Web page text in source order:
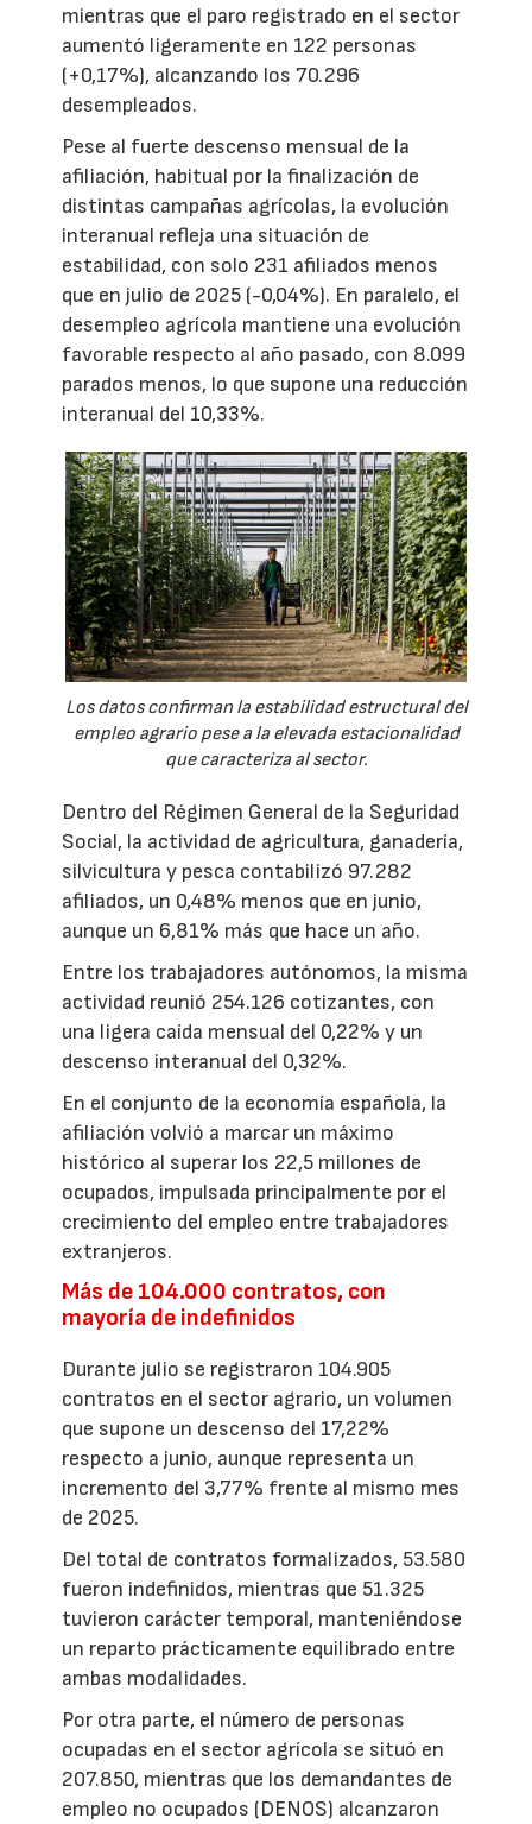
mientras que el paro registrado en el sector
aumentó ligeramente en 122 personas
(+0,17%), alcanzando los 70.296
desempleados.
Pese al fuerte descenso mensual de la
afiliación, habitual por la finalización de
distintas campañas agrícolas, la evolución
interanual refleja una situación de
estabilidad, con solo 231 afiliados menos
que en julio de 2025 (-0,04%). En paralelo, el
desempleo agrícola mantiene una evolución
favorable respecto al año pasado, con 8.099
parados menos, lo que supone una reducción
interanual del 10,33%.
Los datos confirman la estabilidad estructural del
empleo agrario pese a la elevada estacionalidad
que caracteriza al sector.
Dentro del Régimen General de la Seguridad
Social, la actividad de agricultura, ganadería,
silvicultura y pesca contabilizó 97.282
afiliados, un 0,48% menos que en junio,
aunque un 6,81% más que hace un año.
Entre los trabajadores autónomos, la misma
actividad reunió 254.126 cotizantes, con
una ligera caída mensual del 0,22% y un
descenso interanual del 0,32%.
En el conjunto de la economía española, la
afiliación volvió a marcar un máximo
histórico al superar los 22,5 millones de
ocupados, impulsada principalmente por el
crecimiento del empleo entre trabajadores
extranjeros.
Más de 104.000 contratos, con
mayoría de indefinidos
Durante julio se registraron 104.905
contratos en el sector agrario, un volumen
que supone un descenso del 17,22%
respecto a junio, aunque representa un
incremento del 3,77% frente al mismo mes
de 2025.
Del total de contratos formalizados, 53.580
fueron indefinidos, mientras que 51.325
tuvieron carácter temporal, manteniéndose
un reparto prácticamente equilibrado entre
ambas modalidades.
Por otra parte, el número de personas
ocupadas en el sector agrícola se situó en
207.850, mientras que los demandantes de
empleo no ocupados (DENOS) alcanzaron